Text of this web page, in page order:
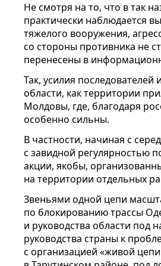
Не смотря на то, что в так
практически наблюдается
тяжелого вооружения,
со стороны противника не
перенесены в
Так, усилия
области, как территории
Молдовы, где, благодаря
особенно сильны.
В частности, начиная с
с завидной регулярностью
акции, якобы,
на территории отдельных
Звеньями одной цепи
по блокированию трассы
и руководства области под
руководства страны к
с организацией «живой